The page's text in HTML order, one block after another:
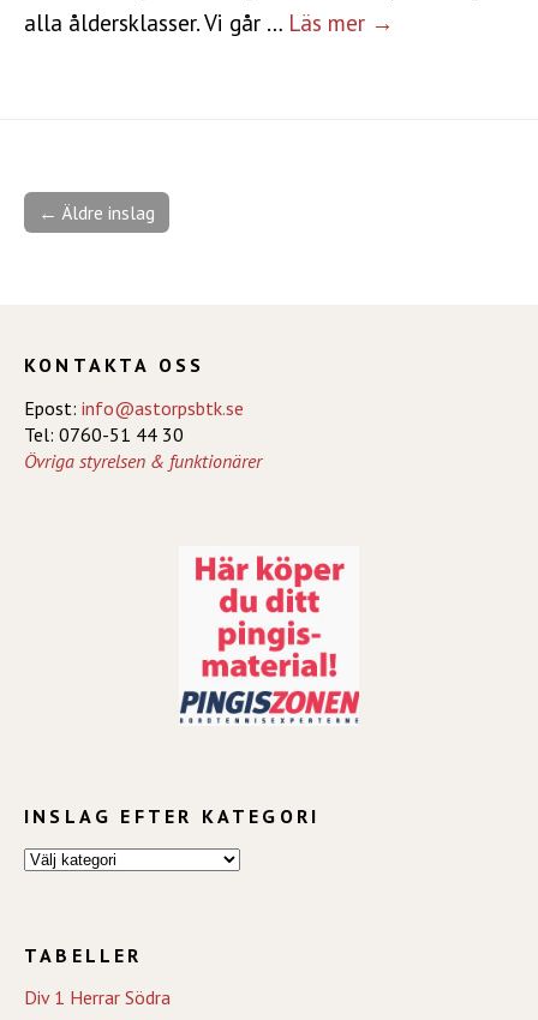
alla åldersklasser. Vi går … Läs mer →
← Äldre inslag
KONTAKTA OSS
Epost: info@astorpsbtk.se
Tel: 0760-51 44 30
Övriga styrelsen & funktionärer
INSLAG EFTER KATEGORI
TABELLER
Div 1 Herrar Södra